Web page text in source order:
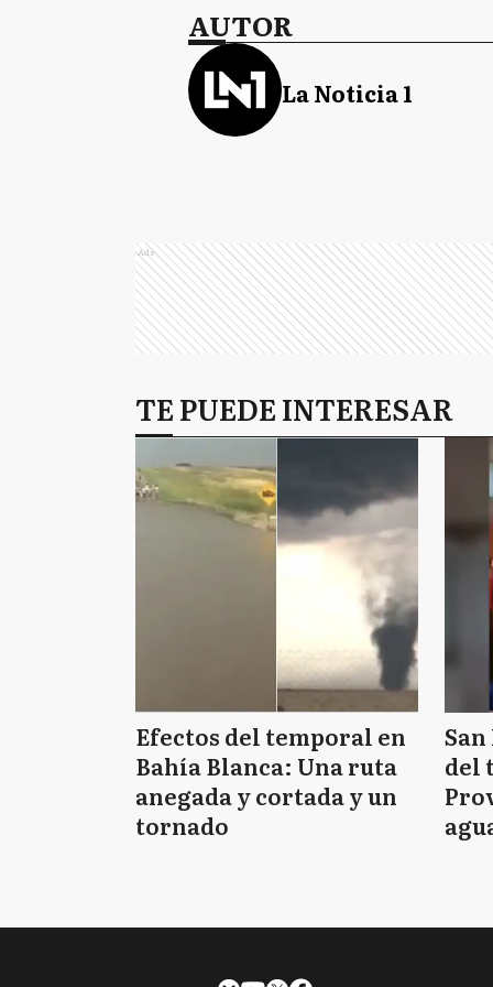
AUTOR
La Noticia 1
Ads
TE PUEDE INTERESAR
Efectos del temporal en
Bahía Blanca: Una ruta
anegada y cortada y un
tornado
del